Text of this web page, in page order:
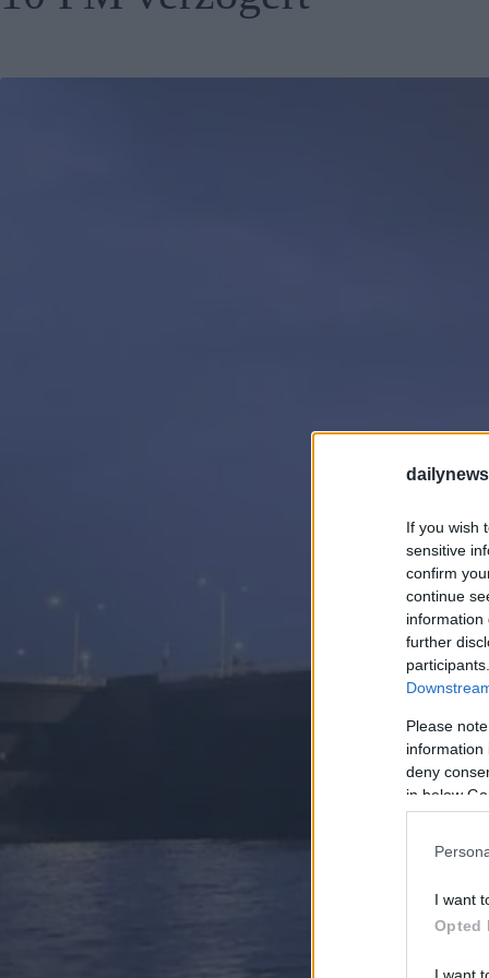
If you wish
sensitive
confirm
continue
information
further
Please
information
deny
in below
I want
Opted